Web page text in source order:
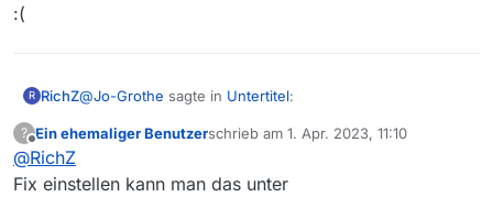
:(
R RichZ@Jo-Grothe sagte in Untertitel:
ich verstehe Dein Problem mit dem Extra-
Runterladen nicht ganz. Im Dialog [Film speichern]
Hat sich da etwas geändert? Bei mir merkt sich MV diese
?
Offline
Ein ehemaliger Benutzerschrieb am 1. Apr. 2023, 11:10
zuletzt editiert von
@RichZ
Fix einstellen kann man das unter